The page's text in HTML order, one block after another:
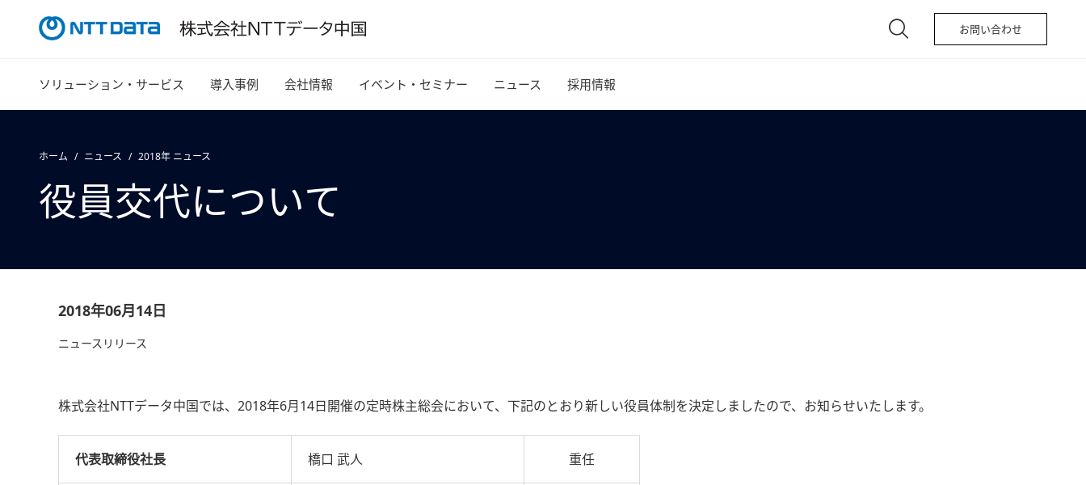
お問い合わせ
ソリューション・サービス 導入事例 会社情報 イベント・セミナー ニュース 採用情報
ホーム ニュース 2018年 ニュース
役員交代について
2018年06月14日
ニュースリリース
株式会社NTTデータ中国では、2018年6月14日開催の定時株主総会において、下記のとおり新しい役員体制を決定しましたので、お知らせいたします。
代表取締役社長 橋口 武人 重任